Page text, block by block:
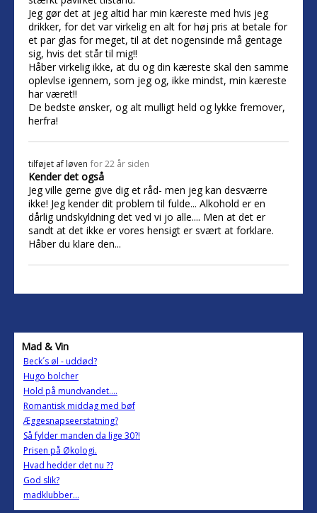
Jeg gør det at jeg altid har min kæreste med hvis jeg
drikker, for det var virkelig en alt for høj pris at betale for
et par glas for meget, til at det nogensinde må gentage
sig, hvis det står til mig!!
Håber virkelig ikke, at du og din kæreste skal den samme
oplevlse igennem, som jeg og, ikke mindst, min kæreste
har været!!
De bedste ønsker, og alt mulligt held og lykke fremover,
herfra!
tilføjet af løven for 22 år siden
Kender det også
Jeg ville gerne give dig et råd- men jeg kan desværre
ikke! Jeg kender dit problem til fulde... Alkohold er en
dårlig undskyldning det ved vi jo alle.... Men at det er
sandt at det ikke er vores hensigt er svært at forklare.
Håber du klare den...
Mad & Vin
Beck´s øl - uddød?
Hugo bolcher
Hold på mundvandet....
Romantisk middag med bøf
Æggesnapseerstatning?
Så fylder manden da lige 30?!
Prisen på Økologi.
Hvad hedder det nu ??
God slik?
madklubber...